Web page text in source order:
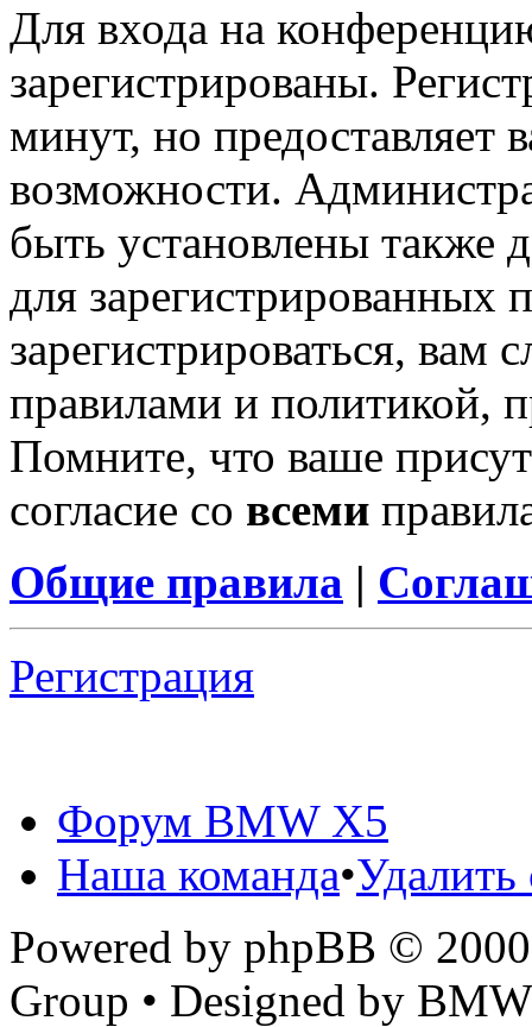
Для входа на
зарегистрированы.
минут, но предоставляет
возможности.
быть установлены также
для зарегистрированных
зарегистрироваться, вам
правилами и политикой,
Помните, что ваше
согласие со всеми
Общие правила |
Регистрация
Форум BMW X5
Наша команда•
Powered by phpBB ©
Group • Designed by